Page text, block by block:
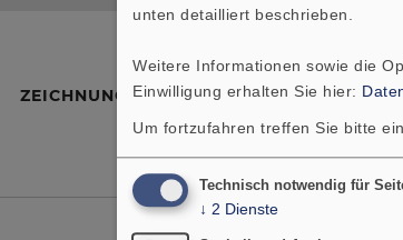
ZEICHNUNG
unten detailliert beschrieben.
Weitere Informationen sowie die
Einwilligung erhalten Sie hier:
Um fortzufahren treffen Sie bitte
Technisch notwendig für
↓ 2 Dienste